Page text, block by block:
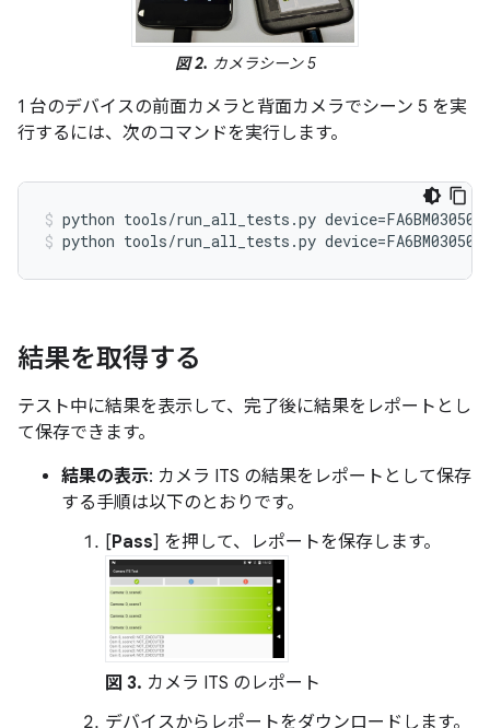
図 2. カメラシーン 5
1 台のデバイスの前面カメラと背面カメラでシーン 5 を実
行するには、次のコマンドを実行します。
python tools/run_all_tests.py
python tools/run_all_tests.py
結果を取得する
テスト中に結果を表示して、完了後に結果をレポートとし
て保存できます。
結果の表示: カメラ ITS の結果をレポートとして保存
する手順は以下のとおりです。
[Pass] を押して、レポートを保存します。
図 3. カメラ ITS のレポート
デバイスからレポートをダウンロードします。